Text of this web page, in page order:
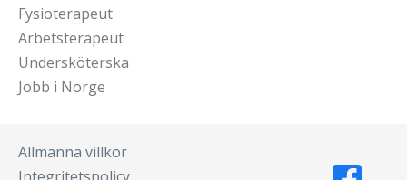
Fysioterapeut
Arbetsterapeut
Undersköterska
Jobb i Norge
Allmänna villkor
Integritetspolicy